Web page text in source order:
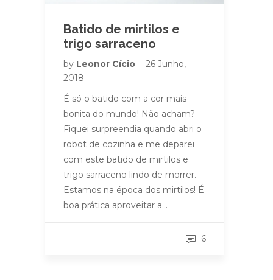
Batido de mirtilos e
trigo sarraceno
by Leonor Cício
26 Junho,
2018
É só o batido com a cor mais
bonita do mundo! Não acham?
Fiquei surpreendia quando abri o
robot de cozinha e me deparei
com este batido de mirtilos e
trigo sarraceno lindo de morrer.
Estamos na época dos mirtilos! É
boa prática aproveitar a…
6